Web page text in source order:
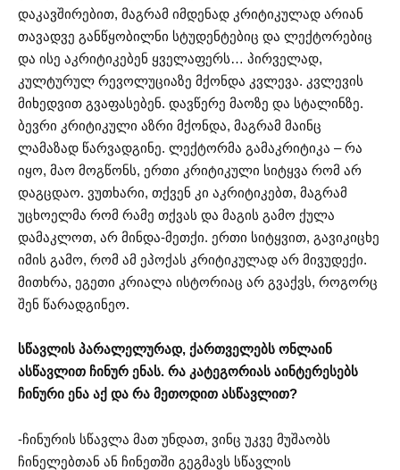
დაკავშირებით, მაგრამ იმდენად კრიტიკულად არიან
თავადვე განწყობილნი სტუდენტებიც და ლექტორებიც
და ისე აკრიტიკებენ ყველაფერს… პირველად,
კულტურულ რევოლუციაზე მქონდა კვლევა. კვლევის
მიხედვით გვაფასებენ. დავწერე მაოზე და სტალინზე.
ბევრი კრიტიკული აზრი მქონდა, მაგრამ მაინც
ლამაზად წარვადგინე. ლექტორმა გამაკრიტიკა – რა
იყო, მაო მოგწონს, ერთი კრიტიკული სიტყვა რომ არ
დაგცდაო. ვუთხარი, თქვენ კი აკრიტიკებთ, მაგრამ
უცხოელმა რომ რამე თქვას და მაგის გამო ქულა
დამაკლოთ, არ მინდა-მეთქი. ერთი სიტყვით, გავიკიცხე
იმის გამო, რომ ამ ეპოქას კრიტიკულად არ მივუდექი.
მითხრა, ეგეთი კრიალა ისტორიაც არ გვაქვს, როგორც
შენ წარადგინეო.
სწავლის პარალელურად, ქართველებს ონლაინ
ასწავლით ჩინურ ენას. რა კატეგორიას აინტერესებს
ჩინური ენა აქ და რა მეთოდით ასწავლით?
-ჩინურის სწავლა მათ უნდათ, ვინც უკვე მუშაობს
ჩინელებთან ან ჩინეთში გეგმავს სწავლის